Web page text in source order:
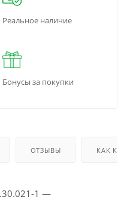
Реальное наличие
Бонусы за покупки
ОТЗЫВЫ КАК
1 —